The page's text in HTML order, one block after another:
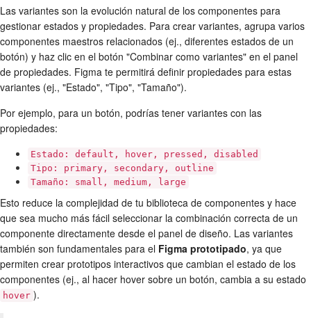
Las variantes son la evolución natural de los componentes para
gestionar estados y propiedades. Para crear variantes, agrupa varios
componentes maestros relacionados (ej., diferentes estados de un
botón) y haz clic en el botón "Combinar como variantes" en el panel
de propiedades. Figma te permitirá definir propiedades para estas
variantes (ej., "Estado", "Tipo", "Tamaño").
Por ejemplo, para un botón, podrías tener variantes con las
propiedades:
Estado: default, hover, pressed, disabled
Tipo: primary, secondary, outline
Tamaño: small, medium, large
Esto reduce la complejidad de tu biblioteca de componentes y hace
que sea mucho más fácil seleccionar la combinación correcta de un
componente directamente desde el panel de diseño. Las variantes
también son fundamentales para el Figma prototipado, ya que
permiten crear prototipos interactivos que cambian el estado de los
componentes (ej., al hacer hover sobre un botón, cambia a su estado
hover ).